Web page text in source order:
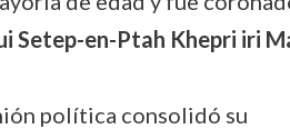
Setep-en-Ptah Khepri iri
política consolidó su